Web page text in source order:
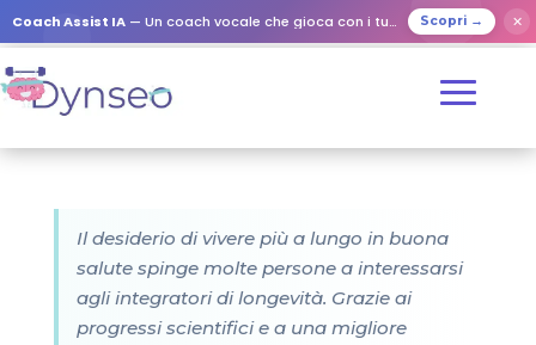
Coach Assist IA — Un coach vocale che gioca con i tuoi cari Scopri → ✕
Il desiderio di vivere più a lungo in buona
salute spinge molte persone a interessarsi
agli integratori di longevità. Grazie ai
progressi scientifici e a una migliore